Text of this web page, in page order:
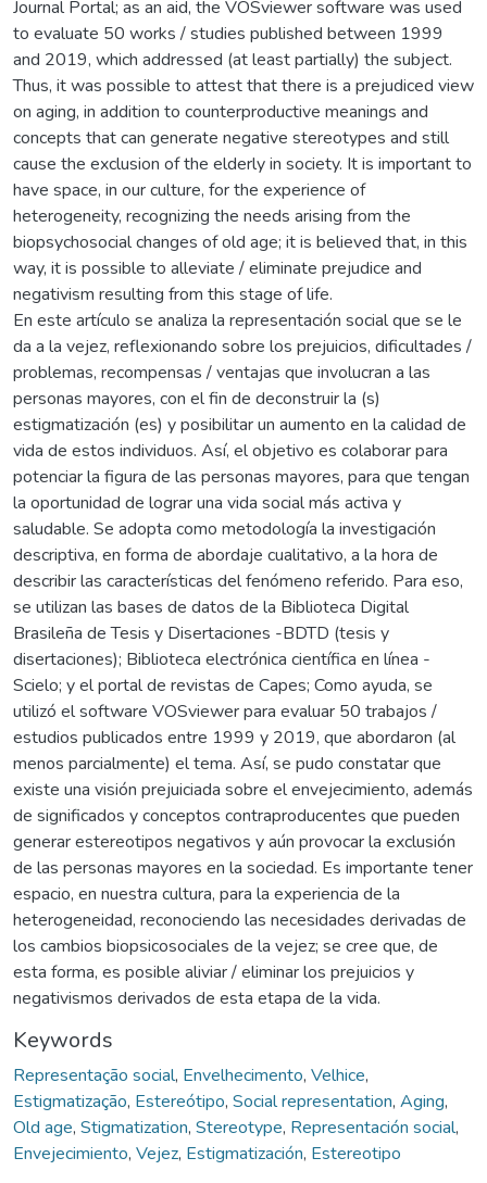
Journal Portal; as an aid, the VOSviewer software was used
to evaluate 50 works / studies published between 1999
and 2019, which addressed (at least partially) the subject.
Thus, it was possible to attest that there is a prejudiced view
on aging, in addition to counterproductive meanings and
concepts that can generate negative stereotypes and still
cause the exclusion of the elderly in society. It is important to
have space, in our culture, for the experience of
heterogeneity, recognizing the needs arising from the
biopsychosocial changes of old age; it is believed that, in this
way, it is possible to alleviate / eliminate prejudice and
negativism resulting from this stage of life.
En este artículo se analiza la representación social que se le
da a la vejez, reflexionando sobre los prejuicios, dificultades /
problemas, recompensas / ventajas que involucran a las
personas mayores, con el fin de deconstruir la (s)
estigmatización (es) y posibilitar un aumento en la calidad de
vida de estos individuos. Así, el objetivo es colaborar para
potenciar la figura de las personas mayores, para que tengan
la oportunidad de lograr una vida social más activa y
saludable. Se adopta como metodología la investigación
descriptiva, en forma de abordaje cualitativo, a la hora de
describir las características del fenómeno referido. Para eso,
se utilizan las bases de datos de la Biblioteca Digital
Brasileña de Tesis y Disertaciones -BDTD (tesis y
disertaciones); Biblioteca electrónica científica en línea -
Scielo; y el portal de revistas de Capes; Como ayuda, se
utilizó el software VOSviewer para evaluar 50 trabajos /
estudios publicados entre 1999 y 2019, que abordaron (al
menos parcialmente) el tema. Así, se pudo constatar que
existe una visión prejuiciada sobre el envejecimiento, además
de significados y conceptos contraproducentes que pueden
generar estereotipos negativos y aún provocar la exclusión
de las personas mayores en la sociedad. Es importante tener
espacio, en nuestra cultura, para la experiencia de la
heterogeneidad, reconociendo las necesidades derivadas de
los cambios biopsicosociales de la vejez; se cree que, de
esta forma, es posible aliviar / eliminar los prejuicios y
negativismos derivados de esta etapa de la vida.
Keywords
Representação social, Envelhecimento, Velhice,
Estigmatização, Estereótipo, Social representation, Aging,
Old age, Stigmatization, Stereotype, Representación social,
Envejecimiento, Vejez, Estigmatización, Estereotipo